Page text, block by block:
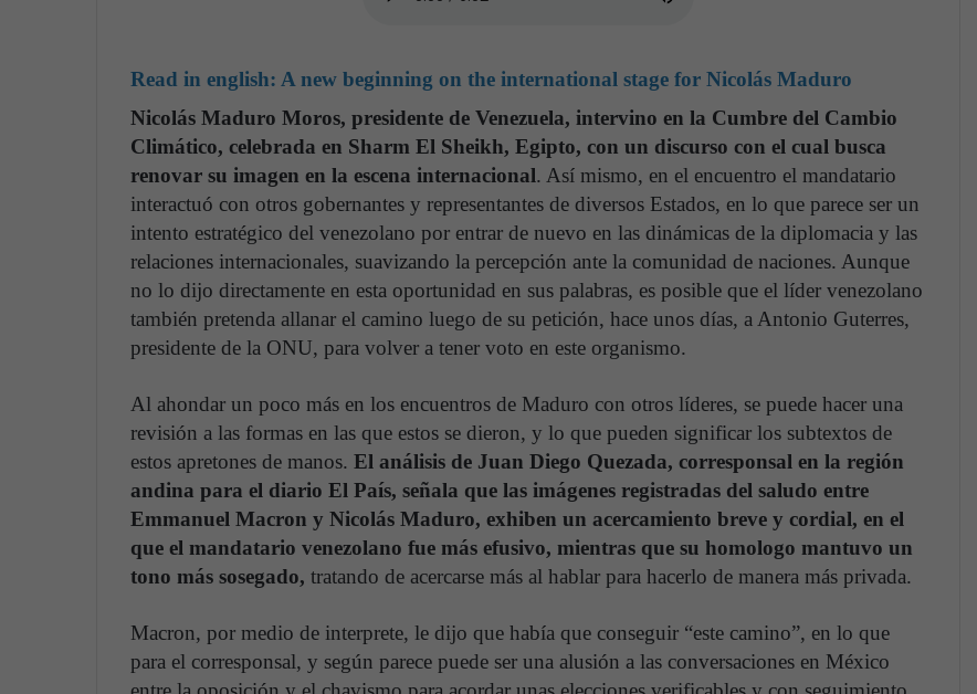
Read in english: A new beginning on the international stage for Nicolás Maduro
Nicolás Maduro Moros, presidente de Venezuela, intervino en la Cumbre del Cambio
Climático, celebrada en Sharm El Sheikh, Egipto, con un discurso con el cual busca
renovar su imagen en la escena internacional. Así mismo, en el encuentro el mandatario
interactuó con otros gobernantes y representantes de diversos Estados, en lo que parece ser un
intento estratégico del venezolano por entrar de nuevo en las dinámicas de la diplomacia y las
relaciones internacionales, suavizando la percepción ante la comunidad de naciones. Aunque
no lo dijo directamente en esta oportunidad en sus palabras, es posible que el líder venezolano
también pretenda allanar el camino luego de su petición, hace unos días, a Antonio Guterres,
presidente de la ONU, para volver a tener voto en este organismo.
Al ahondar un poco más en los encuentros de Maduro con otros líderes, se puede hacer una
revisión a las formas en las que estos se dieron, y lo que pueden significar los subtextos de
estos apretones de manos. El análisis de Juan Diego Quezada, corresponsal en la región
andina para el diario El País, señala que las imágenes registradas del saludo entre
Emmanuel Macron y Nicolás Maduro, exhiben un acercamiento breve y cordial, en el
que el mandatario venezolano fue más efusivo, mientras que su homologo mantuvo un
tono más sosegado, tratando de acercarse más al hablar para hacerlo de manera más privada.
Macron, por medio de interprete, le dijo que había que conseguir “este camino”, en lo que
para el corresponsal, y según parece puede ser una alusión a las conversaciones en México